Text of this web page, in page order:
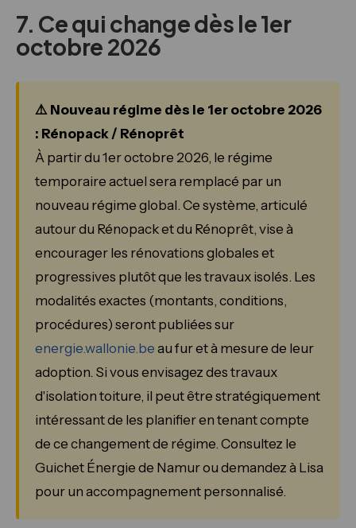
7. Ce qui change dès le 1er
octobre 2026
⚠️ Nouveau régime dès le 1er octobre 2026
: Rénopack / Rénoprêt
À partir du 1er octobre 2026, le régime
temporaire actuel sera remplacé par un
nouveau régime global. Ce système, articulé
autour du Rénopack et du Rénoprêt, vise à
encourager les rénovations globales et
progressives plutôt que les travaux isolés. Les
modalités exactes (montants, conditions,
procédures) seront publiées sur
energie.wallonie.be au fur et à mesure de leur
adoption. Si vous envisagez des travaux
d'isolation toiture, il peut être stratégiquement
intéressant de les planifier en tenant compte
de ce changement de régime. Consultez le
Guichet Énergie de Namur ou demandez à Lisa
pour un accompagnement personnalisé.